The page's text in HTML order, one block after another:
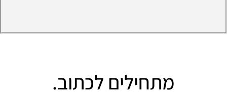
מתחילים לכתוב.